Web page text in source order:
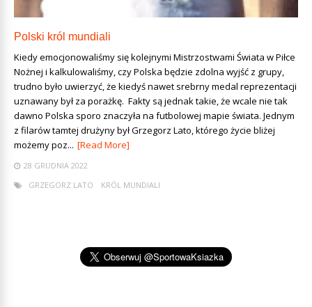
Polski król mundiali
Kiedy emocjonowaliśmy się kolejnymi Mistrzostwami Świata w Piłce
Nożnej i kalkulowaliśmy, czy Polska będzie zdolna wyjść z grupy,
trudno było uwierzyć, że kiedyś nawet srebrny medal reprezentacji
uznawany był za porażkę. Fakty są jednak takie, że wcale nie tak
dawno Polska sporo znaczyła na futbolowej mapie świata. Jednym
z filarów tamtej drużyny był Grzegorz Lato, którego życie bliżej
możemy poz... [Read More]
28 GRUDNIA 2022
GRZEGORZ LATO
KRÓL MUNDIALI